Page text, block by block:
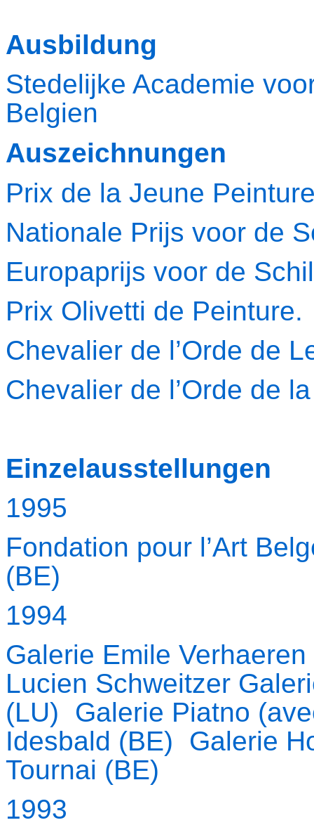
Ausbildung
Stedelijke Academie
Belgien
Auszeichnungen
Prix de la Jeune
Nationale Prijs voor de
Europaprijs voor de
Prix Olivetti de
Chevalier de l’Orde de
Chevalier de l’Orde de
Einzelausstellungen
1995
Fondation pour l’Art
(BE)
1994
Galerie Emile
Lucien Schweitzer
(LU) Galerie Piatno
Idesbald (BE) Galerie
Tournai (BE)
1993